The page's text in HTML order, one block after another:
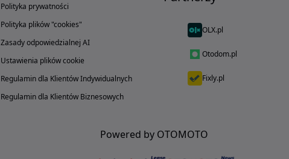
Polityka prywatności
Polityka plików "cookies"
Zasady odpowiedzialnej AI
Ustawienia plików cookie
Regulamin dla Klientów Indywidualnych
Regulamin dla Klientów Biznesowych
OLX.pl
Otodom.pl
Fixly.pl
Powered by OTOMOTO